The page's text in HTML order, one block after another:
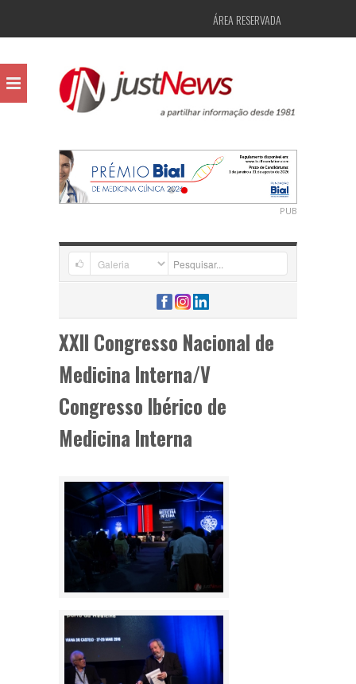
ÁREA RESERVADA
PUB
XXII Congresso Nacional de
Medicina Interna/V
Congresso Ibérico de
Medicina Interna